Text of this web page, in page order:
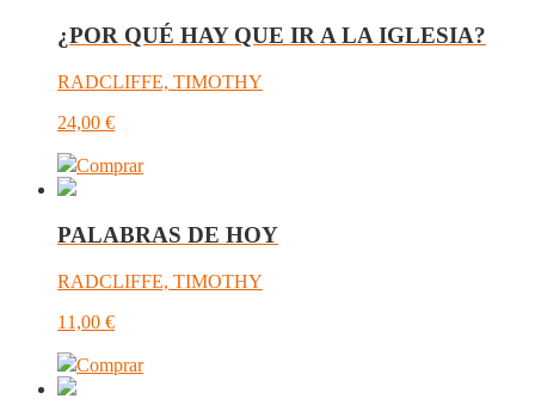
¿POR QUÉ HAY QUE IR A LA IGLESIA?
RADCLIFFE, TIMOTHY
24,00 €
Comprar
PALABRAS DE HOY
RADCLIFFE, TIMOTHY
11,00 €
Comprar